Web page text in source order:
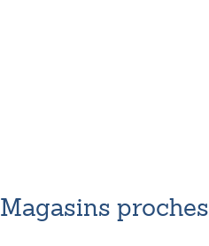
Magasins proches